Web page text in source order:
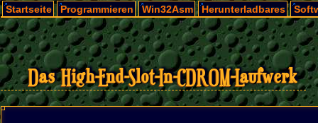
Startseite Programmieren Win32Asm Herunterladbares
Das High-End-Slot-In-CDROM-Laufwerk